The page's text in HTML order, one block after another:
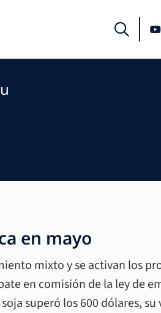
en mayo
mixto y se activan los
en comisión de la ley de
superó los 600 dólares,